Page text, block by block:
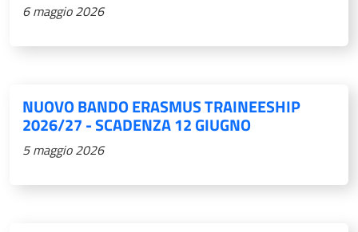
6 maggio 2026
NUOVO BANDO ERASMUS TRAINEESHIP
2026/27 - SCADENZA 12 GIUGNO
5 maggio 2026